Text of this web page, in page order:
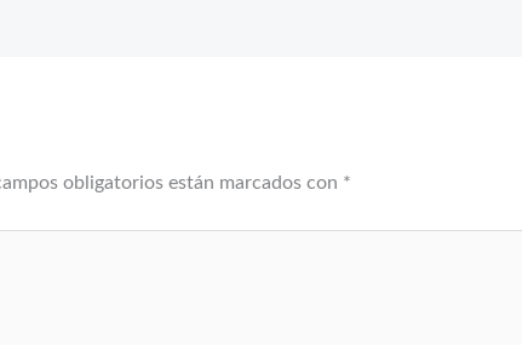
obligatorios están marcados con *